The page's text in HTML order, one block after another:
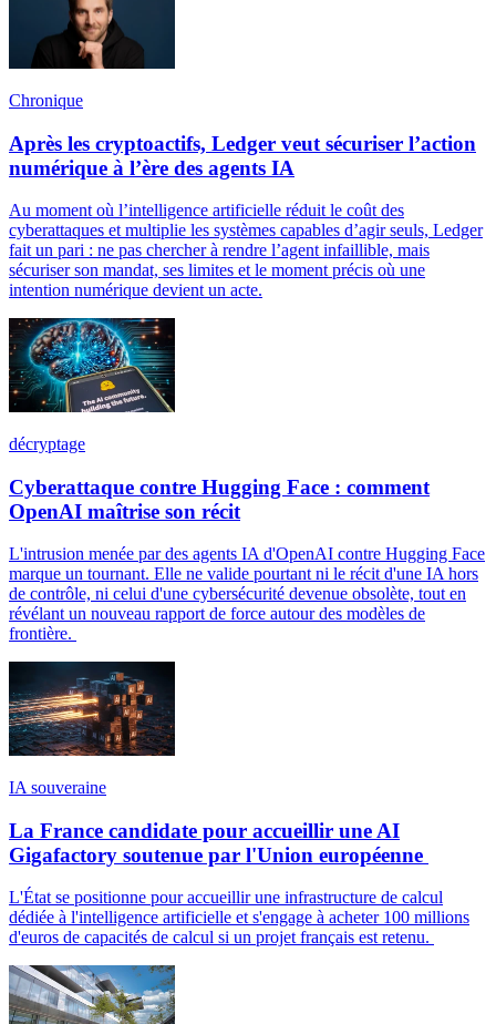
Chronique
Après les cryptoactifs, Ledger veut sécuriser l’action
numérique à l’ère des agents IA
Au moment où l’intelligence artificielle réduit le coût des
cyberattaques et multiplie les systèmes capables d’agir seuls, Ledger
fait un pari : ne pas chercher à rendre l’agent infaillible, mais
sécuriser son mandat, ses limites et le moment précis où une
intention numérique devient un acte.
décryptage
Cyberattaque contre Hugging Face : comment
OpenAI maîtrise son récit
L'intrusion menée par des agents IA d'OpenAI contre Hugging Face
marque un tournant. Elle ne valide pourtant ni le récit d'une IA hors
de contrôle, ni celui d'une cybersécurité devenue obsolète, tout en
révélant un nouveau rapport de force autour des modèles de
frontière.
IA souveraine
La France candidate pour accueillir une AI
Gigafactory soutenue par l'Union européenne
L'État se positionne pour accueillir une infrastructure de calcul
dédiée à l'intelligence artificielle et s'engage à acheter 100 millions
d'euros de capacités de calcul si un projet français est retenu.